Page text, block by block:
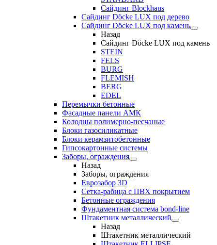
Сайдинг Blockhaus
Сайдинг Döcke LUX под дерево
Сайдинг Döcke LUX под камень
Назад
Сайдинг Döcke LUX под камень
STEIN
FELS
BURG
FLEMISH
BERG
EDEL
Перемычки бетонные
Фасадные панели АМК
Колодцы полимерно-песчаные
Блоки газосиликатные
Блоки керамзитобетонные
Гипсокартонные системы
Заборы, ограждения
Назад
Заборы, ограждения
Еврозабор 3D
Сетка-рабица с ПВХ покрытием
Бетонные ограждения
Фундаментная система bond-line
Штакетник металлический
Назад
Штакетник металлический